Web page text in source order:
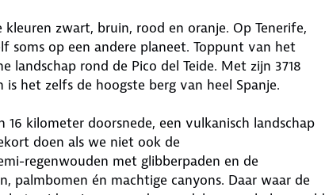
zwart, bruin, rood en oranje. Op Tenerife,
soms op een andere planeet. Toppunt van het
landschap rond de Pico del Teide. Met zijn 3718
het zelfs de hoogste berg van heel Spanje.
16 kilometer doorsnede, een vulkanisch landschap
doen als we niet ook de
regenwouden met glibberpaden en de
palmbomen én machtige canyons. Daar waar de